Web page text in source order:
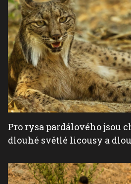
Pro rysa pardálového jsou
dlouhé světlé licousy a